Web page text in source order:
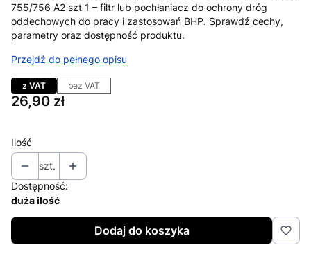
755/756 A2 szt 1 – filtr lub pochłaniacz do ochrony dróg
oddechowych do pracy i zastosowań BHP. Sprawdź cechy,
parametry oraz dostępność produktu.
Przejdź do pełnego opisu
z VAT bez VAT
Cena
26,90 zł
Ilość
szt.
Dostępność:
duża ilość
Dodaj do koszyka